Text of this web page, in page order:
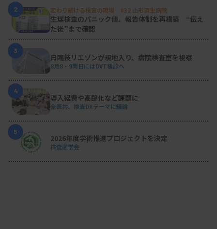
2 変わり続ける検査の現場 #32 山形済生病院
生理検査のパニック値、報告体制を再構築 “伝え
た後”まで確認
3
日臨技リエゾンが現地入り、病院検査室を視察
8月8・9両日にはDVT検診へ
4
導入経費や高齢化など課題に
全医共、検査DXテーマに議論
5
2026年度学術推進プロジェクトを決定
検査医学会